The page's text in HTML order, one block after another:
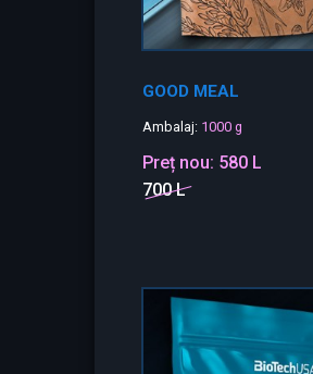
GOOD MEAL
Ambalaj: 1000 g
Preț nou: 580 L
700 L